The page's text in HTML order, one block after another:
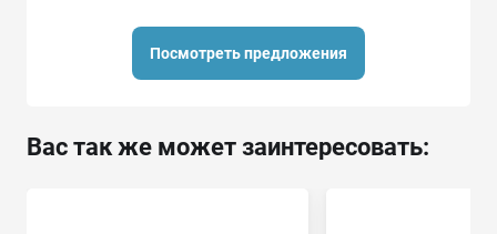
Посмотреть предложения
Вас так же может заинтересовать: